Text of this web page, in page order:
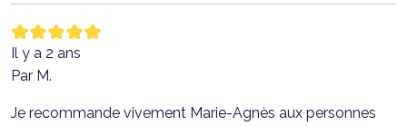
Il y a 2 ans
Par M.
Je recommande vivement Marie-Agnès aux personnes